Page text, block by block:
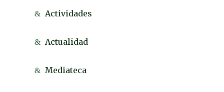
Actividades
Actualidad
Mediateca